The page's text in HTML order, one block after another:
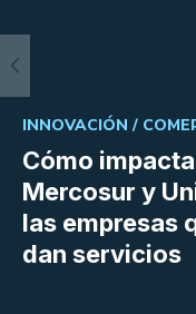
Cómo
Mercosur y
las empresas
dan servicios
INNOVACIÓN /